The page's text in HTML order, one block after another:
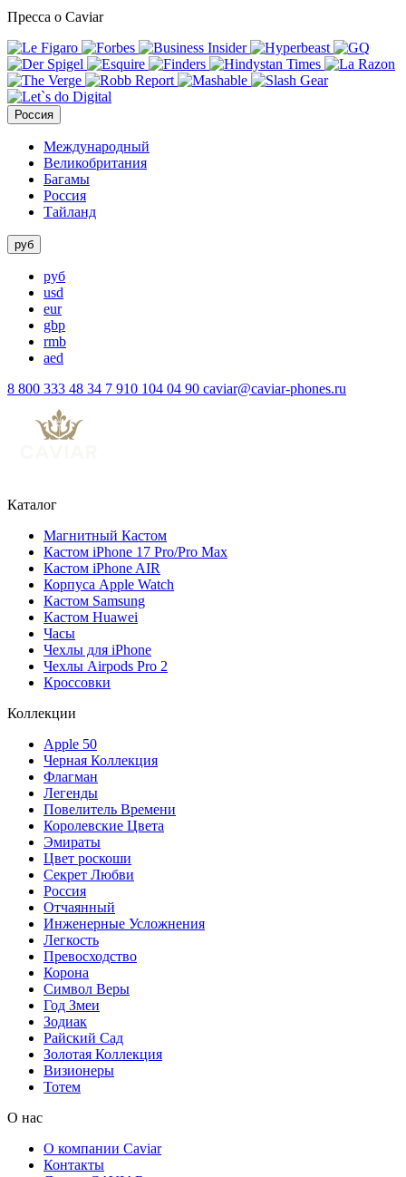
Пресса о Caviar
Россия
Международный
Великобритания
Багамы
Россия
Тайланд
руб
руб
usd
eur
gbp
rmb
aed
8 800 333 48 34 7 910 104 04 90 caviar@caviar-phones.ru
Каталог
Магнитный Кастом
Кастом iPhone 17 Pro/Pro Max
Кастом iPhone AIR
Корпуса Apple Watch
Кастом Samsung
Кастом Huawei
Часы
Чехлы для iPhone
Чехлы Airpods Pro 2
Кроссовки
Коллекции
Apple 50
Черная Коллекция
Флагман
Легенды
Повелитель Времени
Королевские Цвета
Эмираты
Цвет роскоши
Секрет Любви
Россия
Отчаянный
Инженерные Усложнения
Легкость
Превосходство
Корона
Символ Веры
Год Змеи
Зодиак
Райский Сад
Золотая Коллекция
Визионеры
Тотем
О нас
О компании Caviar
Контакты